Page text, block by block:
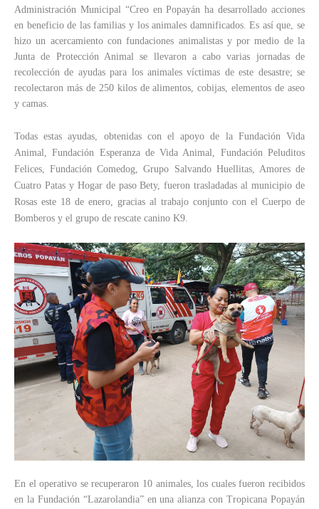
Administración Municipal “Creo en Popayán ha desarrollado acciones
en beneficio de las familias y los animales damnificados. Es así que, se
hizo un acercamiento con fundaciones animalistas y por medio de la
Junta de Protección Animal se llevaron a cabo varias jornadas de
recolección de ayudas para los animales víctimas de este desastre; se
recolectaron más de 250 kilos de alimentos, cobijas, elementos de aseo
y camas.
Todas estas ayudas, obtenidas con el apoyo de la Fundación Vida
Animal, Fundación Esperanza de Vida Animal, Fundación Peluditos
Felices, Fundación Comedog, Grupo Salvando Huellitas, Amores de
Cuatro Patas y Hogar de paso Bety, fueron trasladadas al municipio de
Rosas este 18 de enero, gracias al trabajo conjunto con el Cuerpo de
Bomberos y el grupo de rescate canino K9.
En el operativo se recuperaron 10 animales, los cuales fueron recibidos
en la Fundación “Lazarolandia” en una alianza con Tropicana Popayán